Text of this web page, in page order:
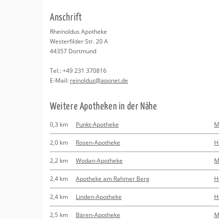
Beratung
Kurse
Regionale Tipps
An­schrift
Rhein­ol­dus Apo­the­ke
Wes­ter­fil­der Str. 20 A
44357 Dort­mund
Tel.:+49 231 370816
E-Mail: rein­ol­dus@​aponet.​de
Wei­te­re Apo­the­ken in der Nähe
0,3 km Punkt-Apotheke
2,0 km Rosen-Apotheke
2,2 km Wodan-Apotheke
2,4 km Apotheke am Rahmer Berg
2,4 km Linden-Apotheke
2,5 km Bären-Apotheke